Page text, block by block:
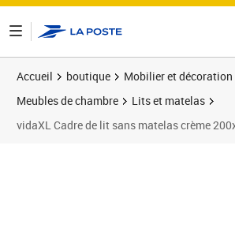
Accueil boutique
Mobilier et décoration
Meubles de chambre
Lits et matelas
vidaXL Cadre de lit sans matelas crème